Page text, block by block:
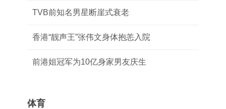
TVB前知名男星断崖式衰老
香港“靓声王”张伟文身体抱恙入院
前港姐冠军为10亿身家男友庆生
体育